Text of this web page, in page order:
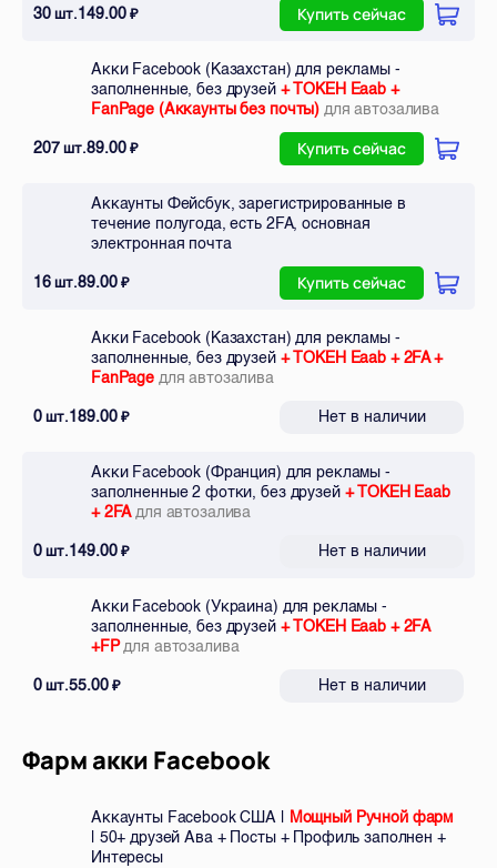
30шт.149.00₽ Купить сейчас
Акки Facebook (Казахстан) для рекламы -
заполненные, без друзей+ ТОКЕН Eaab +
FanPage (Аккаунты без почты)для автозалива
207шт.89.00₽ Купить сейчас
Аккаунты Фейсбук, зарегистрированные в
течение полугода, есть 2FA, основная
электронная почта
16шт.89.00₽ Купить сейчас
Акки Facebook (Казахстан) для рекламы -
заполненные, без друзей+ ТОКЕН Eaab + 2FA +
FanPageдля автозалива
0шт.189.00₽ Нет в наличии
Акки Facebook (Франция) для рекламы -
заполненные 2 фотки, без друзей+ ТОКЕН Eaab
+ 2FAдля автозалива
0шт.149.00₽ Нет в наличии
Акки Facebook (Украина) для рекламы -
заполненные, без друзей+ ТОКЕН Eaab + 2FA
+FPдля автозалива
0шт.55.00₽ Нет в наличии
Фарм акки Facebook
Аккаунты Facebook США | Мощный Ручной фарм
| 50+ друзей Ава + Посты + Профиль заполнен +
Интересы